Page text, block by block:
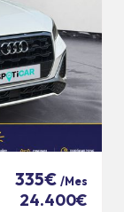
335€ /Mes
24.400€